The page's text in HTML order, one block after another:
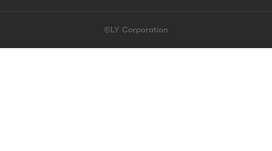
©LY Corporation
このコンテンツは掲載が終了しました | LINE占い